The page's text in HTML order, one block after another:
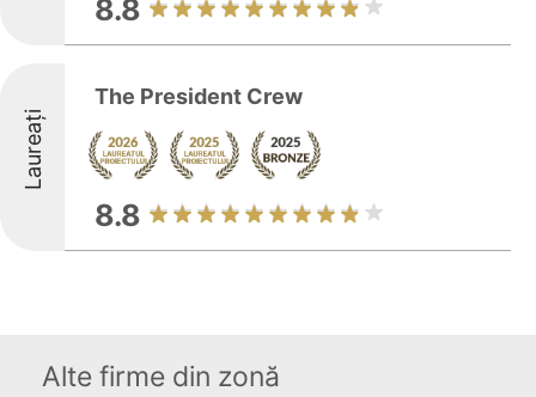
8.8
Laureați
The President Crew
8.8
Alte firme din zonă